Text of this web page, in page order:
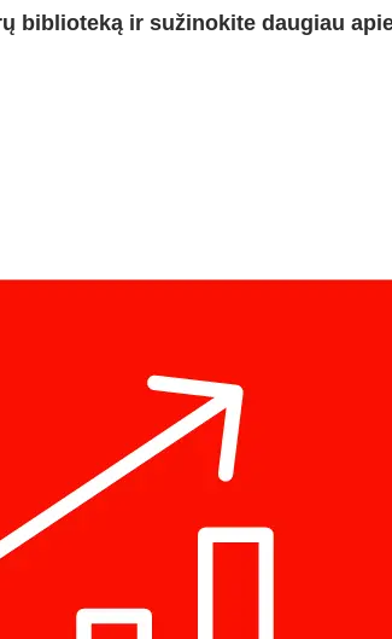
biblioteką ir sužinokite daugiau